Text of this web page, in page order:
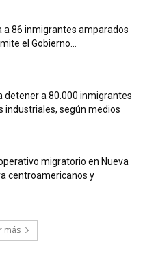
a 86 inmigrantes amparados
el Gobierno...
detener a 80.000 inmigrantes
industriales, según medios
migratorio en Nueva
centroamericanos y
más